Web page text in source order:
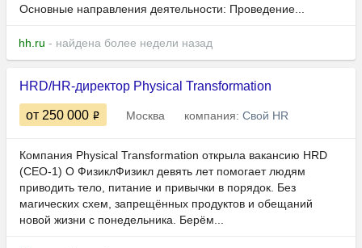
Основные направления деятельности: Проведение...
hh.ru - найдена более недели назад
HRD/HR-директор Physical Transformation
от 250 000 Москва компания: Свой HR
Компания Physical Transformation открыла вакансию HRD
(CEO-1) О ФизиклФизикл девять лет помогает людям
приводить тело, питание и привычки в порядок. Без
магических схем, запрещённых продуктов и обещаний
новой жизни с понедельника. Берём...